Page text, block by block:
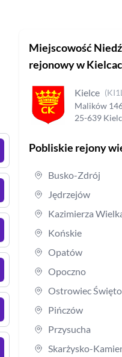
Miejscowość
rejonowyw
Kielce (KI1L
Malików
25-639
Pobliskie rejony
Busko-Zdrój
Jędrzejów
Kazimierza
Końskie
Opatów
Opoczno
Ostrowiec
Pińczów
Przysucha
Skarżysko-